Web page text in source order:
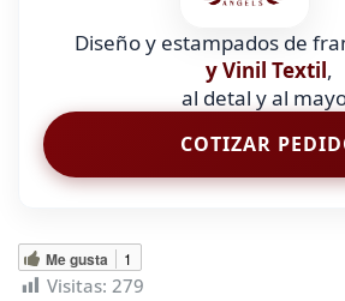
Diseño y estampados de
y Vinil Textil,
al detal y al
COTIZAR
Me gusta 1
Visitas: 279